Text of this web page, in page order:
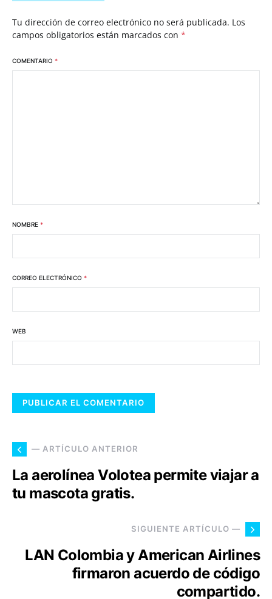
Tu dirección de correo electrónico no será publicada. Los
campos obligatorios están marcados con *
COMENTARIO *
NOMBRE *
CORREO ELECTRÓNICO *
WEB
— ARTÍCULO ANTERIOR
La aerolínea Volotea permite viajar a
tu mascota gratis.
SIGUIENTE ARTÍCULO —
LAN Colombia y American Airlines
firmaron acuerdo de código
compartido.